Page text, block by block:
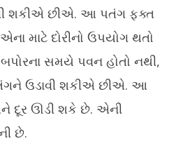
શકીએ છીએ. આ પતંગ ફક્ત
માટે દોરીનો ઉપયોગ થતો
સમયે પવન હોતો નથી,
ઉડાવી શકીએ છીએ. આ
દૂર ઊડી શકે છે. એની
છે.